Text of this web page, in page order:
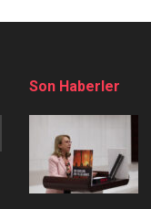
Son Haberler